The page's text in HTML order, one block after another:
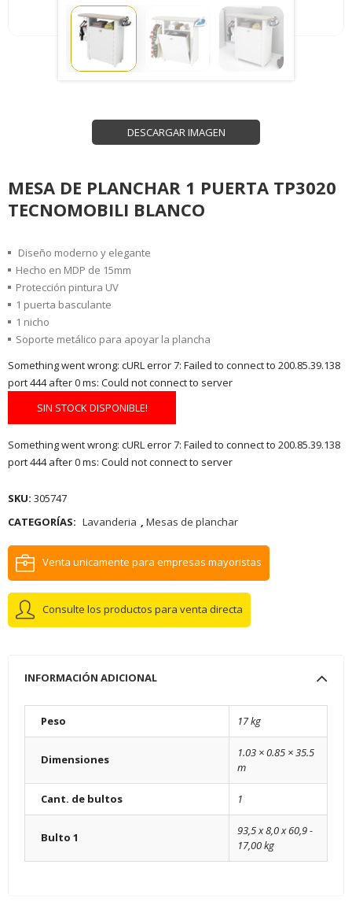
DESCARGAR IMAGEN
MESA DE PLANCHAR 1 PUERTA TP3020
TECNOMOBILI BLANCO
Diseño moderno y elegante
Hecho en MDP de 15mm
Protección pintura UV
1 puerta basculante
1 nicho
Soporte metálico para apoyar la plancha
Something went wrong: cURL error 7: Failed to connect to 200.85.39.138
port 444 after 0 ms: Could not connect to server
SIN STOCK DISPONIBLE!
Something went wrong: cURL error 7: Failed to connect to 200.85.39.138
port 444 after 0 ms: Could not connect to server
SKU: 305747
CATEGORÍAS: Lavanderia , Mesas de planchar
Venta unicamente para empresas mayoristas
Consulte los productos para venta directa
INFORMACIÓN ADICIONAL
Peso 17 kg
Dimensiones
1.03 × 0.85 × 35.5
m
Cant. de bultos 1
Bulto 1
93,5 x 8,0 x 60,9 -
17,00 kg